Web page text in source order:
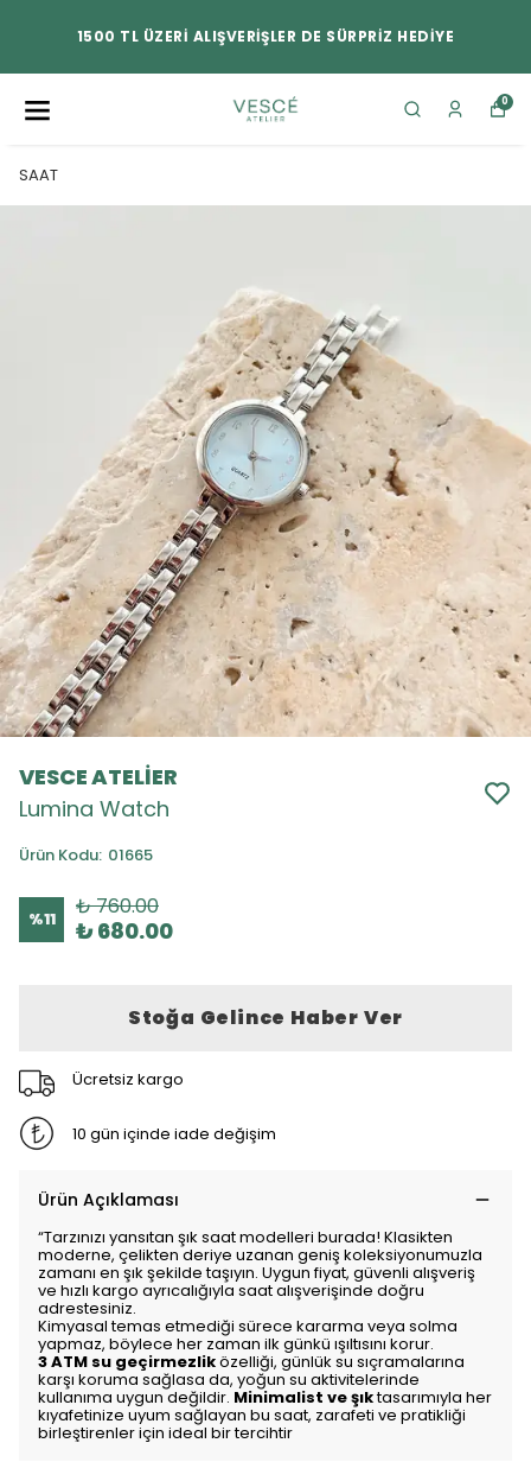
1500 TL ÜZERİ ALIŞVERİŞLER DE SÜRPRİZ HEDİYE
0
SAAT
VESCE ATELİER
Lumina Watch
Ürün Kodu: 01665
%11 ₺ 760.00
₺ 680.00
Stoğa Gelince Haber Ver
Ücretsiz kargo
10 gün içinde iade değişim
Ürün Açıklaması
“Tarzınızı yansıtan şık saat modelleri burada! Klasikten
moderne, çelikten deriye uzanan geniş koleksiyonumuzla
zamanı en şık şekilde taşıyın. Uygun fiyat, güvenli alışveriş
ve hızlı kargo ayrıcalığıyla saat alışverişinde doğru
adrestesiniz.
Kimyasal temas etmediği sürece kararma veya solma
yapmaz, böylece her zaman ilk günkü ışıltısını korur.
3 ATM su geçirmezliközelliği, günlük su sıçramalarına
karşı koruma sağlasa da, yoğun su aktivitelerinde
kullanıma uygun değildir. Minimalist ve şıktasarımıyla her
kıyafetinize uyum sağlayan bu saat, zarafeti ve pratikliği
birleştirenler için ideal bir tercihtir